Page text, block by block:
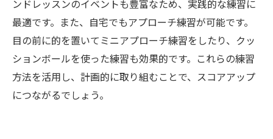
ンドレッスンのイベントも豊富なため、実践的な練習に
最適です。また、自宅でもアプローチ練習が可能です。
目の前に的を置いてミニアプローチ練習をしたり、クッ
ションボールを使った練習も効果的です。これらの練習
方法を活用し、計画的に取り組むことで、スコアアップ
につながるでしょう。